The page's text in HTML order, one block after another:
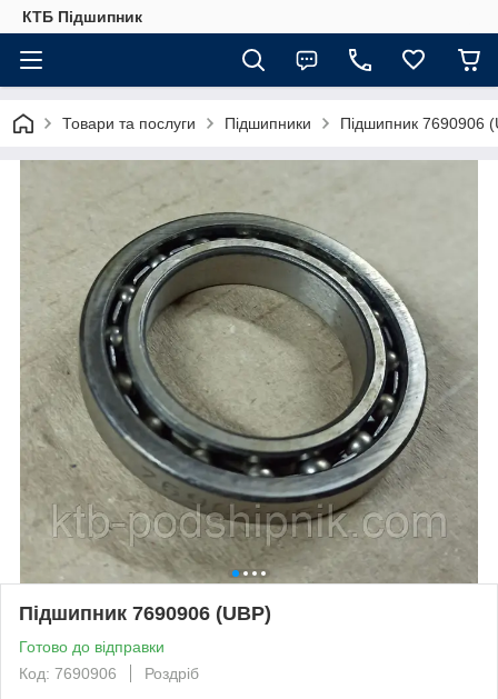
КТБ Підшипник
Товари та послуги Підшипники Підшипник 7690906
Підшипник 7690906 (UBP)
Готово до відправки
Код: 7690906
Роздріб